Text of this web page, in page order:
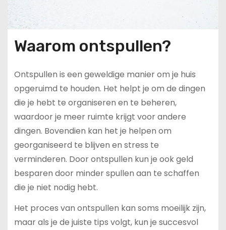
Waarom ontspullen?
Ontspullen is een geweldige manier om je huis
opgeruimd te houden. Het helpt je om de dingen
die je hebt te organiseren en te beheren,
waardoor je meer ruimte krijgt voor andere
dingen. Bovendien kan het je helpen om
georganiseerd te blijven en stress te
verminderen. Door ontspullen kun je ook geld
besparen door minder spullen aan te schaffen
die je niet nodig hebt.
Het proces van ontspullen kan soms moeilijk zijn,
maar als je de juiste tips volgt, kun je succesvol